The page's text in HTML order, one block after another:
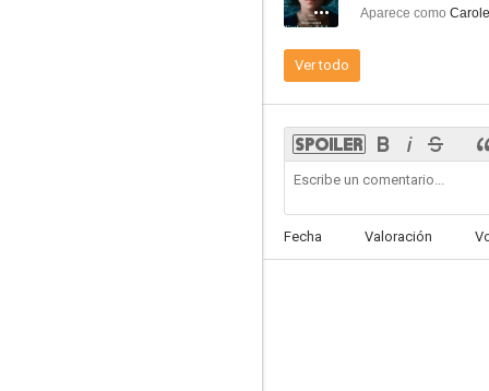
Contagio
6.4
Aparece como
Ver todo
Fecha Valoración